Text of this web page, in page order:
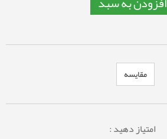
مقایسه
امتیاز دهید :